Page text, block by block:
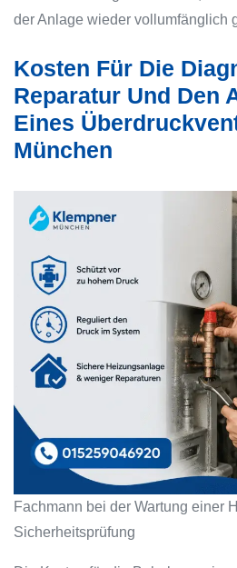
der Anlage wieder vollumfänglich
Kosten Für Die
Reparatur Und Den
Eines
München
Fachmann bei der Wartung einer
Sicherheitsprüfung